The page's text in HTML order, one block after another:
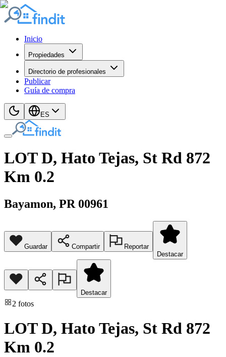
Inicio
Propiedades
Directorio de profesionales
Publicar
Guía de compra
ES
LOT D, Hato Tejas, St Rd 872
Km 0.2
Bayamon, PR 00961
Guardar Compartir
Reportar
Destacar
Destacar
2 fotos
LOT D, Hato Tejas, St Rd 872
Km 0.2